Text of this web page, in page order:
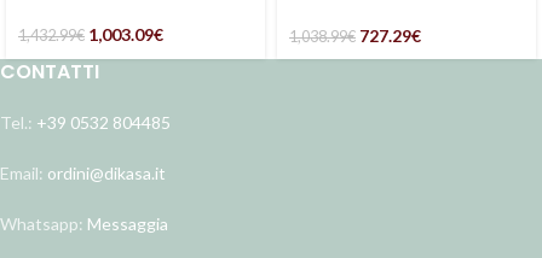
1,432.99€ 1,003.09€
per ombrellone
1,038.99€ 727.29€
CONTATTI
Tel.: +39 0532 804485
Email: ordini@dikasa.it
Whatsapp: Messaggia